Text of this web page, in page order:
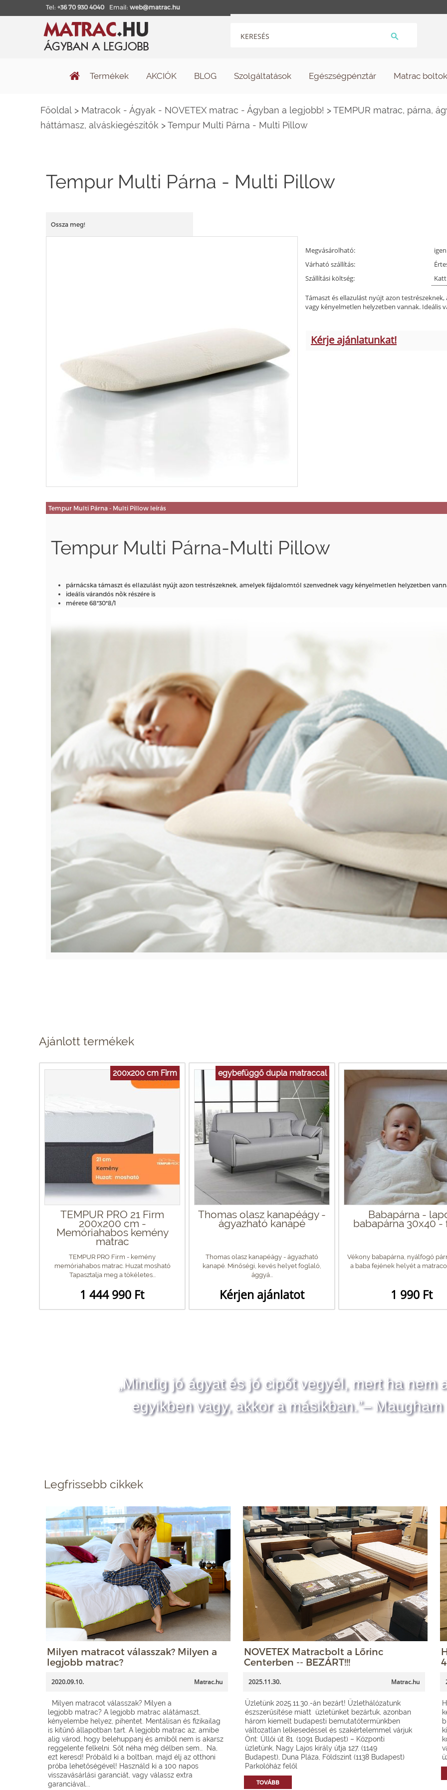
Tel: +36 70 930 4040 Email: web@matrac.hu
Termékek AKCIÓK BLOG Szolgáltatások Egészségpénztár Matrac boltok
Főoldal > Matracok - Ágyak - NOVETEX matrac - Ágyban a legjobb! >TEMPUR matrac, párna,
háttámasz, alváskiegészítők >Tempur Multi Párna - Multi Pillow
Tempur Multi Párna - Multi Pillow
Ossza meg!
Megvásárolható:
igen
Várható szállítás:
Szállítási költség:
Támaszt és ellazulást nyújt azon
vagy kényelmetlen helyzetben vannak. Ideális
Kérje ajánlatunkat!
Tempur Multi Párna - Multi Pillow leírás
Tempur Multi Párna-Multi Pillow
párnácska támaszt és ellazulást nyújt azon testrészeknek, amelyek fájdalomtól szenvednek vagy kényelmetlen helyzetben
ideális várandós nõk részére is
mérete 68*30*8/1
Ajánlott termékek
200x200 cm Firm
TEMPUR PRO 21 Firm
200x200 cm -
Memóriahabos kemény
matrac
TEMPUR PRO Firm - kemény
memóriahabos matrac. Huzat mosható
Tapasztalja meg a tökéletes...
1 444 990 Ft
egybefüggő dupla matraccal
Thomas olasz kanapéágy -
ágyazható kanapé
Thomas olasz kanapéágy - ágyazható
kanapé. Minőségi, kevés helyet foglaló,
ággyá...
Kérjen ajánlatot
Babapárna -
babapárna 30x40 -
Vékony babapárna, nyálfogó
a baba fejének helyét a
1 990 Ft
„Mindig jó ágyat és jó cipőt vegyél, mert ha nem
egyikben vagy, akkor a másikban.”– Maugham
Legfrissebb cikkek
Milyen matracot válasszak? Milyen a
legjobb matrac?
2020.09.10. Matrac.hu
Milyen matracot válasszak? Milyen a
legjobb matrac? A legjobb matrac alátámaszt,
kényelembe helyez, pihentet. Mentálisan és fizikailag
is kitűnő állapotban tart. A legjobb matrac az, amibe
alig várod, hogy belehuppanj és amiből nem is akarsz
reggelente felkelni. Sőt néha még délben sem… Na,
ezt keresd! Próbáld ki a boltban, majd élj az otthoni
próba lehetőségével! Használd ki a 100 napos
visszavásárlási garanciát, vagy válassz extra
garanciával...
NOVETEX Matracbolt a Lőrinc
Centerben -- BEZÁRT!!!
2025.11.30. Matrac.hu
Üzletünk 2025.11.30.-án bezárt! Üzlethálózatunk
észszerűsítése miatt üzletünket bezártuk, azonban
három kiemelt budapesti bemutatótermünkben
változatlan lelkesedéssel és szakértelemmel várjuk
Önt: Üllői út 81. (1091 Budapest) – Központi
üzletünk, Nagy Lajos király útja 127. (1149
Budapest), Duna Pláza, Földszint (1138 Budapest)
Parkolóház felől
TOVÁBB